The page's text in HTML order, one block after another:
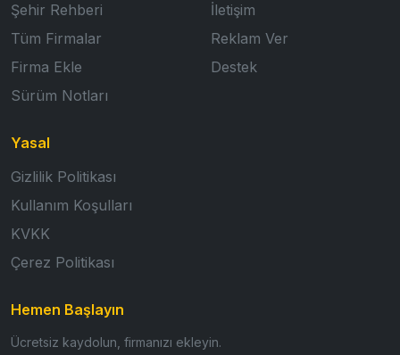
Şehir Rehberi
Tüm Firmalar
Firma Ekle
Sürüm Notları
İletişim
Reklam Ver
Destek
Yasal
Gizlilik Politikası
Kullanım Koşulları
KVKK
Çerez Politikası
Hemen Başlayın
Ücretsiz kaydolun, firmanızı ekleyin.